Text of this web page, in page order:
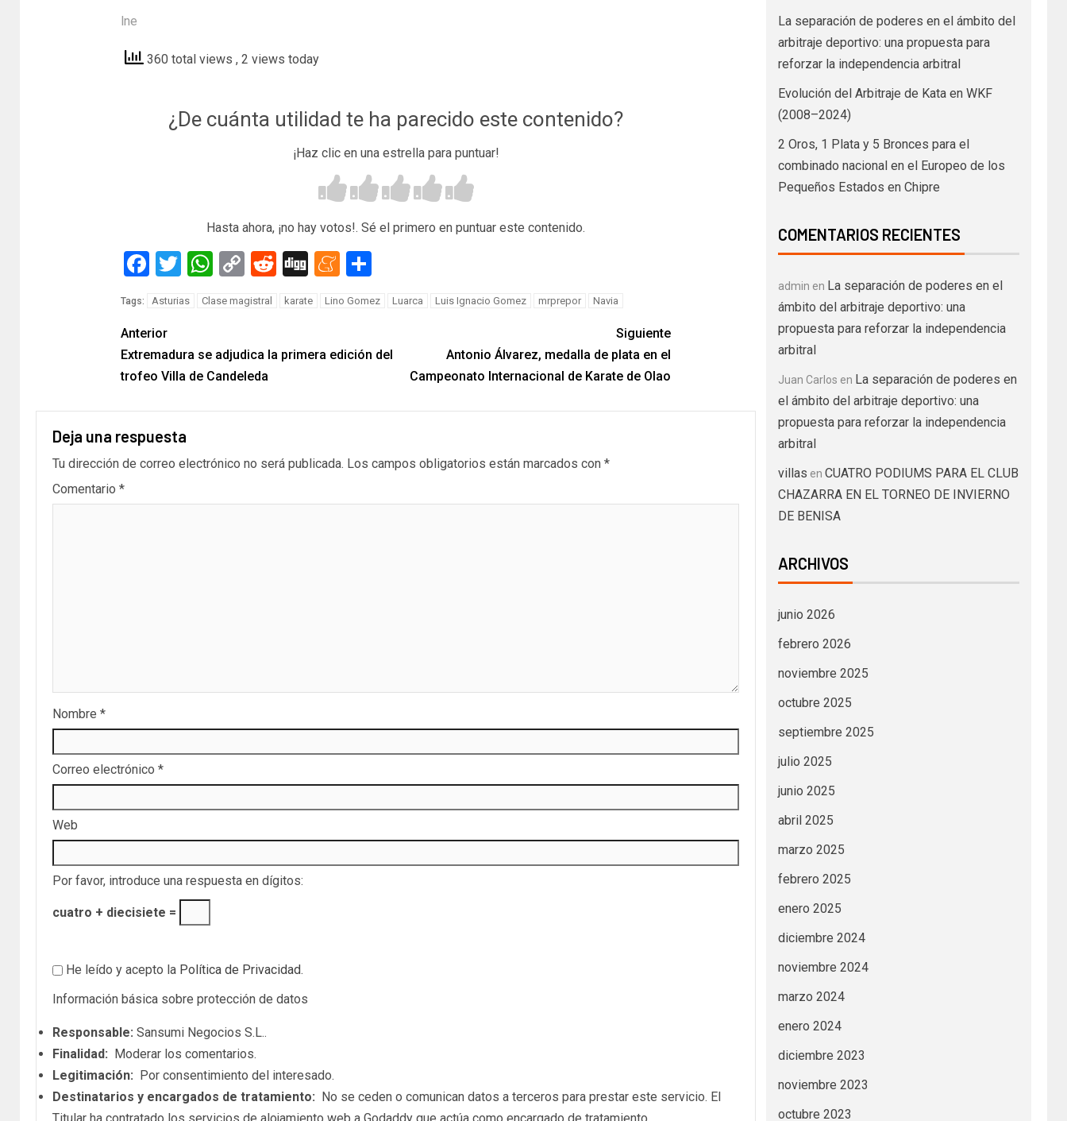
lne
360 total views , 2 views today
¿De cuánta utilidad te ha parecido este contenido?
¡Haz clic en una estrella para puntuar!
Hasta ahora, ¡no hay votos!. Sé el primero en puntuar este contenido.
Facebook
TwitterWhatsApp
Copy
Link
RedditDiggMeneame
Tags: Asturias Clase magistral karate Lino Gomez Luarca Luis Ignacio Gomez mrprepor Navia
Anterior
Extremadura se adjudica la primera edición del
trofeo Villa de Candeleda
Siguiente
Antonio Álvarez, medalla de plata en el
Campeonato Internacional de Karate de Olao
Deja una respuesta
Tu dirección de correo electrónico no será publicada. Los campos obligatorios están marcados con *
Comentario *
Nombre *
Correo electrónico *
Web
Por favor, introduce una respuesta en dígitos:
cuatro + diecisiete =
He leído y acepto la Política de Privacidad.
Información básica sobre protección de datos
Responsable: Sansumi Negocios S.L..
Finalidad: Moderar los comentarios.
Legitimación: Por consentimiento del interesado.
Destinatarios y encargados de tratamiento: No se ceden o comunican datos a terceros para prestar este servicio. El
La separación de poderes en el ámbito del
arbitraje deportivo: una propuesta para
reforzar la independencia arbitral
Evolución del Arbitraje de Kata en WKF
(2008–2024)
2 Oros, 1 Plata y 5 Bronces para el
combinado nacional en el Europeo de los
Pequeños Estados en Chipre
COMENTARIOS RECIENTES
admin en La separación de poderes en el
ámbito del arbitraje deportivo: una
propuesta para reforzar la independencia
arbitral
Juan Carlos en La separación de poderes en
el ámbito del arbitraje deportivo: una
propuesta para reforzar la independencia
arbitral
villas en CUATRO PODIUMS PARA EL CLUB
CHAZARRA EN EL TORNEO DE INVIERNO
DE BENISA
ARCHIVOS
junio 2026
febrero 2026
noviembre 2025
octubre 2025
septiembre 2025
julio 2025
junio 2025
abril 2025
marzo 2025
febrero 2025
enero 2025
diciembre 2024
noviembre 2024
marzo 2024
enero 2024
diciembre 2023
noviembre 2023
octubre 2023